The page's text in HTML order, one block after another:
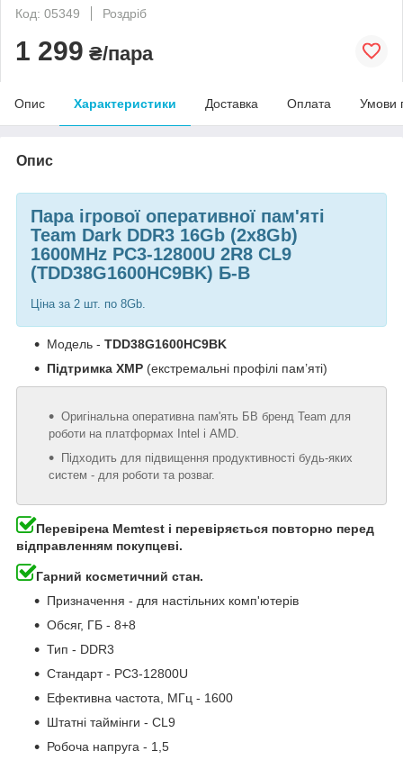
Код: 05349
Роздріб
1 299 ₴/пара
Опис Характеристики Доставка Оплата Умови
Опис
Пара ігрової оперативної пам'яті
Team Dark DDR3 16Gb (2x8Gb)
1600MHz PC3-12800U 2R8 CL9
(TDD38G1600HC9BK) Б-В
Ціна за 2 шт. по 8Gb.
Модель - TDD38G1600HC9BK
Підтримка XMP (екстремальні профілі пам’яті)
Оригінальна оперативна пам'ять БВ бренд Team для
роботи на платформах Intel і AMD.
Підходить для підвищення продуктивності будь-яких
систем - для роботи та розваг.
Перевірена Memtest і перевіряється повторно перед
відправленням покупцеві.
Гарний косметичний стан.
Призначення - для настільних комп'ютерів
Обсяг, ГБ - 8+8
Тип - DDR3
Стандарт - PC3-12800U
Ефективна частота, МГц - 1600
Штатні таймінги - CL9
Робоча напруга - 1,5